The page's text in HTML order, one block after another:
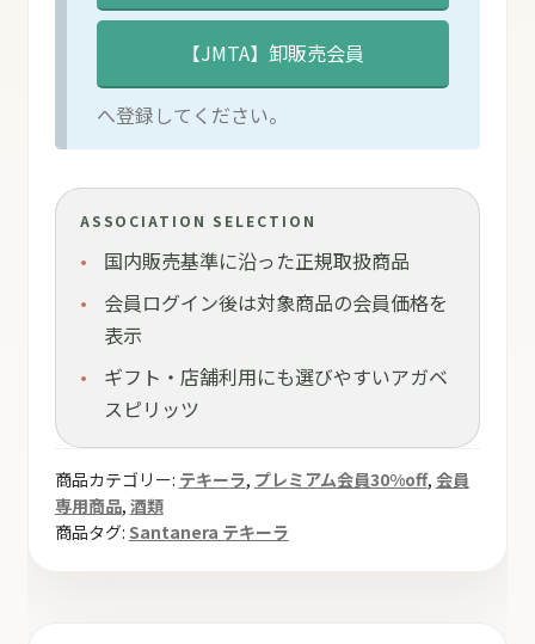
へ登録してください。
ASSOCIATION SELECTION
国内販売基準に沿った正規取扱商品
会員ログイン後は対象商品の会員価格を
表示
ギフト・店舗利用にも選びやすいアガベ
スピリッツ
商品カテゴリー: テキーラ, プレミアム会員30%off, 会員
専用商品, 酒類
商品タグ: Santanera テキーラ